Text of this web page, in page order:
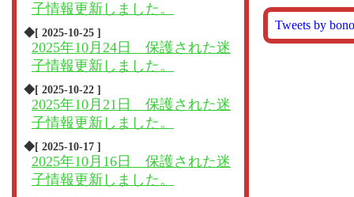
子情報更新しました。
◆[ 2025-10-25 ]
2025年10月24日 保護された迷
子情報更新しました。
◆[ 2025-10-22 ]
2025年10月21日 保護された迷
子情報更新しました。
◆[ 2025-10-17 ]
2025年10月16日 保護された迷
子情報更新しました。
Tweets by